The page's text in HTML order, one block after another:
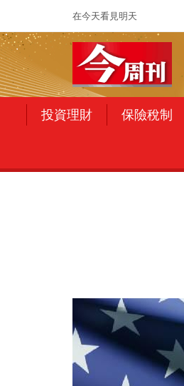
在今天看見明天
投資理財 保險稅制